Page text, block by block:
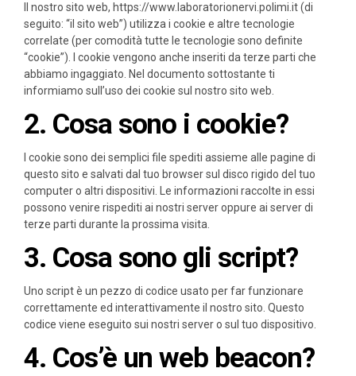
Il nostro sito web, https://www.laboratorionervi.polimi.it(di
seguito: “il sito web”) utilizza i cookie e altre tecnologie
correlate (per comodità tutte le tecnologie sono definite
“cookie”). I cookie vengono anche inseriti da terze parti che
abbiamo ingaggiato. Nel documento sottostante ti
informiamo sull’uso dei cookie sul nostro sito web.
2. Cosa sono i cookie?
I cookie sono dei semplici file spediti assieme alle pagine di
questo sito e salvati dal tuo browser sul disco rigido del tuo
computer o altri dispositivi. Le informazioni raccolte in essi
possono venire rispediti ai nostri server oppure ai server di
terze parti durante la prossima visita.
3. Cosa sono gli script?
Uno script è un pezzo di codice usato per far funzionare
correttamente ed interattivamente il nostro sito. Questo
codice viene eseguito sui nostri server o sul tuo dispositivo.
4. Cos’è un web beacon?